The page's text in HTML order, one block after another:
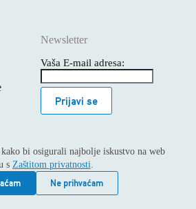
bi osigurali najbolje iskustvo na web
s Zaštitom privatnosti.
Ne prihvaćam
Newsletter
Vaša E-mail adresa:
Prijavi se